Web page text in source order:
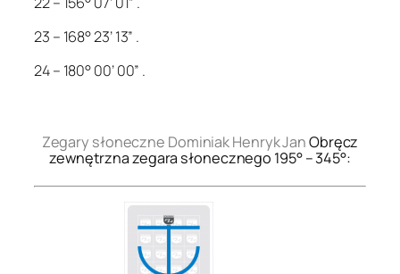
23 – 168° 23’ 13” .
24 – 180° 00’ 00” .
Zegary słoneczne Dominiak Henryk JanObręcz
zewnętrzna zegara słonecznego 195° – 345°: